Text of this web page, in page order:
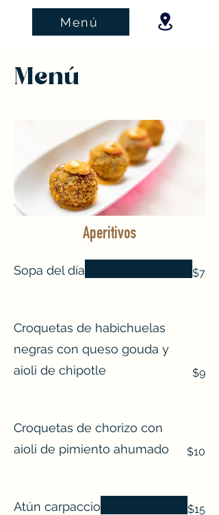
Menú
Menú
Aperitivos
Sopa del día $7
Croquetas de habichuelas
negras con queso gouda y
aioli de chipotle
$9
Croquetas de chorizo con
aioli de pimiento ahumado
$10
Atún carpaccio $15